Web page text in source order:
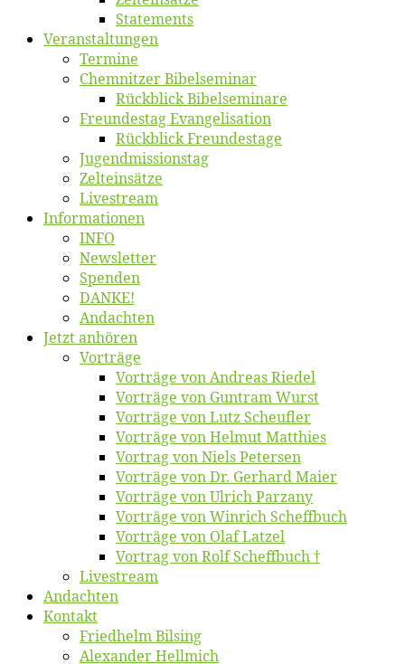
State­ments
Ver­an­stal­tun­gen
Ter­mi­ne
Chemnit­zer Bibelseminar
Rück­blick Bibelseminare
Freun­des­tag Evangelisation
Rück­blick Freundestage
Jugend­mis­sions­tag
Zelt­ein­sät­ze
Live­stream
Informatio­nen
INFO
News­let­ter
Spen­den
DANKE!
An­dach­ten
Jetzt an­hö­ren
Vor­trä­ge
Vor­trä­ge von An­dre­as Riedel
Vor­trä­ge von Gun­tram Wurst
Vor­trä­ge von Lutz Scheufler
Vor­trä­ge von Hel­mut Matthies
Vor­trag von Niels Petersen
Vor­trä­ge von Dr. Ger­hard Maier
Vor­trä­ge von Ul­rich Parzany
Vor­trä­ge von Win­rich Scheffbuch
Vor­trä­ge von Olaf Latzel
Vor­trag von Rolf Scheffbuch †
Live­stream
An­dach­ten
Kon­takt
Fried­helm Bilsing
Alex­an­der Hellmich